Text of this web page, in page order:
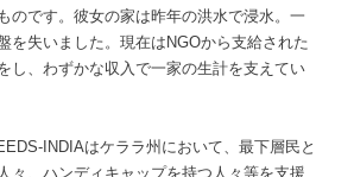
のです。彼女の家は昨年の洪水で浸水。一
を失いました。現在はNGOから支給された
し、わずかな収入で一家の生計を支えてい
INDIAはケララ州において、最下層民と
々、ハンディキャップを持つ人々等を支援